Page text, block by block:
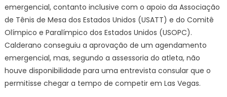
emergencial, contanto inclusive com o apoio da Associação
de Tênis de Mesa dos Estados Unidos (USATT) e do Comitê
Olímpico e Paralímpico dos Estados Unidos (USOPC).
Calderano conseguiu a aprovação de um agendamento
emergencial, mas, segundo a assessoria do atleta, não
houve disponibilidade para uma entrevista consular que o
permitisse chegar a tempo de competir em Las Vegas.